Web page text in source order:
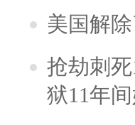
美国解
抢劫刺
狱11年